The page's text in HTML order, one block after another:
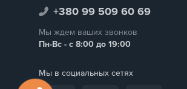
+380 99 509 60 69
Мы ждем ваших звонков
Пн-Вс - с 8:00 до 19:00
Мы в социальных сетях